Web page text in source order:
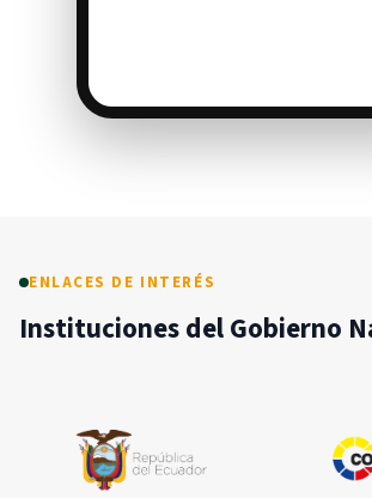
ENLACES DE INTERÉS
Instituciones del Gobierno